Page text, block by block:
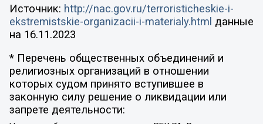
Источник: http://nac.gov.ru/terroristicheskie-i-
ekstremistskie-organizacii-i-materialy.html данные
на 16.11.2023
* Перечень общественных объединений и
религиозных организаций в отношении
которых судом принято вступившее в
законную силу решение о ликвидации или
запрете деятельности: